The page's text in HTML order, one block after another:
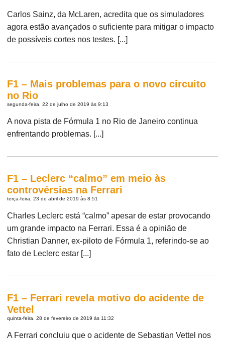
Carlos Sainz, da McLaren, acredita que os simuladores
agora estão avançados o suficiente para mitigar o impacto
de possíveis cortes nos testes. [...]
F1 – Mais problemas para o novo circuito
no Rio
segunda-feira, 22 de julho de 2019 às 9:13
A nova pista de Fórmula 1 no Rio de Janeiro continua
enfrentando problemas. [...]
F1 – Leclerc “calmo” em meio às
controvérsias na Ferrari
terça-feira, 23 de abril de 2019 às 8:51
Charles Leclerc está “calmo” apesar de estar provocando
um grande impacto na Ferrari. Essa é a opinião de
Christian Danner, ex-piloto de Fórmula 1, referindo-se ao
fato de Leclerc estar [...]
F1 – Ferrari revela motivo do acidente de
Vettel
quinta-feira, 28 de fevereiro de 2019 às 11:32
A Ferrari concluiu que o acidente de Sebastian Vettel nos